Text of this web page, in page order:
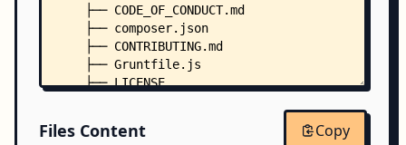
    ├── CODE_OF_CONDUCT.md
    ├── composer.json
    ├── CONTRIBUTING.md
    ├── Gruntfile.js
    ├── LICENSE
    ├── docs/
Files Content Copy